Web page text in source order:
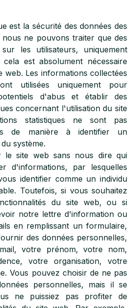
est la sécurité des données des
ne pouvons traiter que des
sur les utilisateurs, uniquement
est absolument nécessaire
web. Les informations collectées
utilisées uniquement pour
d'abus et établir des
concernant l'utilisation du site
statistiques ne sont pas
de manière à identifier un
système.
le site web sans nous dire qui
d'informations, par lesquelles
identifier comme un individu
Toutefois, si vous souhaitez
du site web, ou si
notre lettre d'information ou
en remplissant un formulaire,
des données personnelles,
votre prénom, votre nom,
votre organisation, votre
Vous pouvez choisir de ne pas
personnelles, mais il se
ne puissiez pas profiter de